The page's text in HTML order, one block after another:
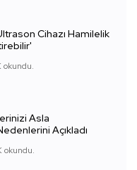
Cihazı Hamilelik
okundu.
Asla
Açıkladı
okundu.